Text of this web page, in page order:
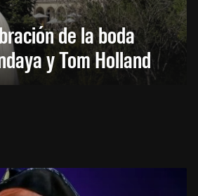
de la boda
y Tom Holland